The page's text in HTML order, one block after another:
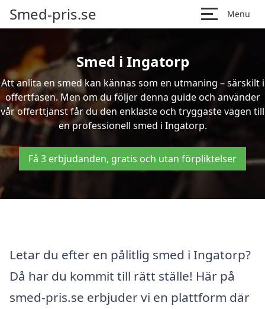
Smed-pris.se Menu
Smed i Ingatorp
Att anlita en smed kan kännas som en utmaning – särskilt i
offertfasen. Men om du följer denna guide och använder
vår offerttjänst får du den enklaste och tryggaste vägen till
en professionell smed i Ingatorp.
Få 3 erbjudanden, gratis och utan förpliktelser
Letar du efter en pålitlig smed i Ingatorp?
Då har du kommit till rätt ställe! Här på
smed-pris.se erbjuder vi en plattform där